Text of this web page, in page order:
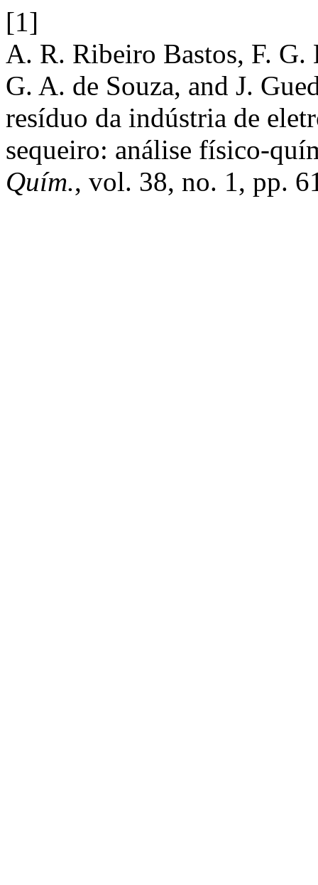
[1]
A. R. Ribeiro Bastos, F.
G. A. de Souza, and J.
resíduo da indústria de
sequeiro: análise físico-
Quím., vol. 38, no. 1, pp.